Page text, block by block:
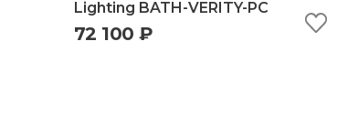
быстрый просмотр
Lighting BATH-VERITY-PC
72 100 ₽